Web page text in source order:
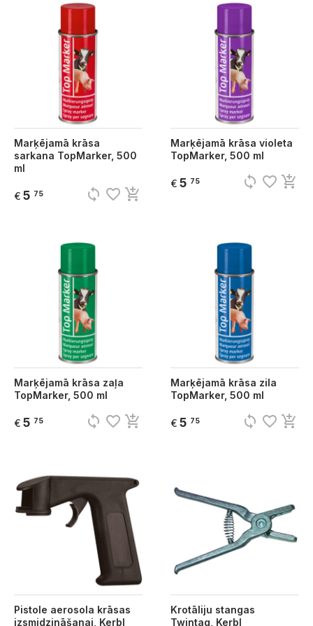
Marķējamā krāsa
sarkana TopMarker, 500
ml
€ 5 75 sync favorite_border add_shopping_cart
Marķējamā krāsa violeta
TopMarker, 500 ml
€ 5 75 sync favorite_border add_shopping_cart
Marķējamā krāsa zaļa
TopMarker, 500 ml
€ 5 75 sync favorite_border add_shopping_cart
Marķējamā krāsa zila
TopMarker, 500 ml
€ 5 75 sync favorite_border add_shopping_cart
Pistole aerosola krāsas
izsmidzināšanai, Kerbl
Krotāliju stangas
Twintag, Kerbl